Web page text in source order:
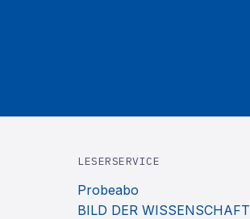
LESERSERVICE
Probeabo
BILD DER WISSENSCHAFT